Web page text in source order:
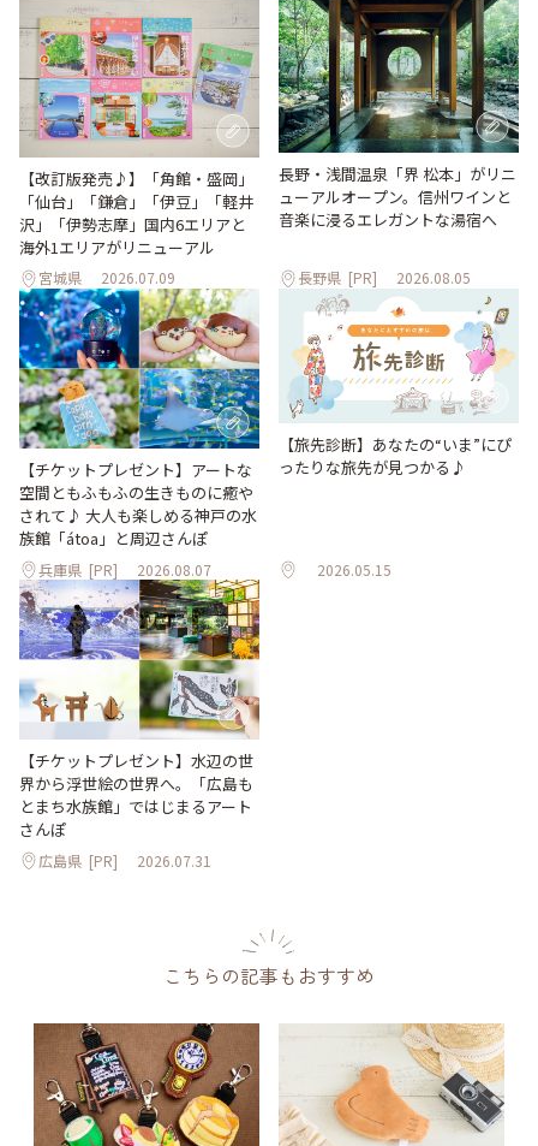
【改訂版発売♪】「角館・盛岡」
「仙台」「鎌倉」「伊豆」「軽井
沢」「伊勢志摩」国内6エリアと
海外1エリアがリニューアル
宮城県 2026.07.09
長野・浅間温泉「界 松本」がリニ
ューアルオープン。信州ワインと
音楽に浸るエレガントな湯宿へ
長野県 [PR] 2026.08.05
【チケットプレゼント】アートな
空間ともふもふの生きものに癒や
されて♪ 大人も楽しめる神戸の水
族館「átoa」と周辺さんぽ
兵庫県 [PR] 2026.08.07
【旅先診断】あなたの“いま”にぴ
ったりな旅先が見つかる♪
2026.05.15
【チケットプレゼント】水辺の世
界から浮世絵の世界へ。「広島も
とまち水族館」ではじまるアート
さんぽ
広島県 [PR] 2026.07.31
こちらの記事もおすすめ